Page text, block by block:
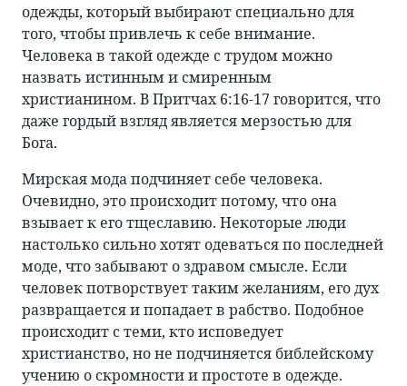
одежды, который выбирают специально для
того, чтобы привлечь к себе внимание.
Человека в такой одежде с трудом можно
назвать истинным и смиренным
христианином. В Притчах 6:16-17 говорится, что
даже гордый взгляд является мерзостью для
Бога.
Мирская мода подчиняет себе человека.
Очевидно, это происходит потому, что она
взывает к его тщеславию. Некоторые люди
настолько сильно хотят одеваться по последней
моде, что забывают о здравом смысле. Если
человек потворствует таким желаниям, его дух
развращается и попадает в рабство. Подобное
происходит с теми, кто исповедует
христианство, но не подчиняется библейскому
учению о скромности и простоте в одежде.